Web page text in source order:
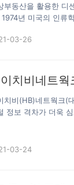
부동산을 활용한 디
1974년 미국의 인
는 비틀즈의 노래가
들어내고 가치를 생
고 있다. 이와 함께
03-26
치비네트웍
치비(HB)네트웍크(
정보 격차가 더욱
도 적어 이에 대한
03-24